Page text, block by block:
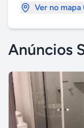
Ver no mapa
Anúncios